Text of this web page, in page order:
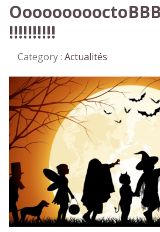
!!!!!!!!!!
Category : Actualités